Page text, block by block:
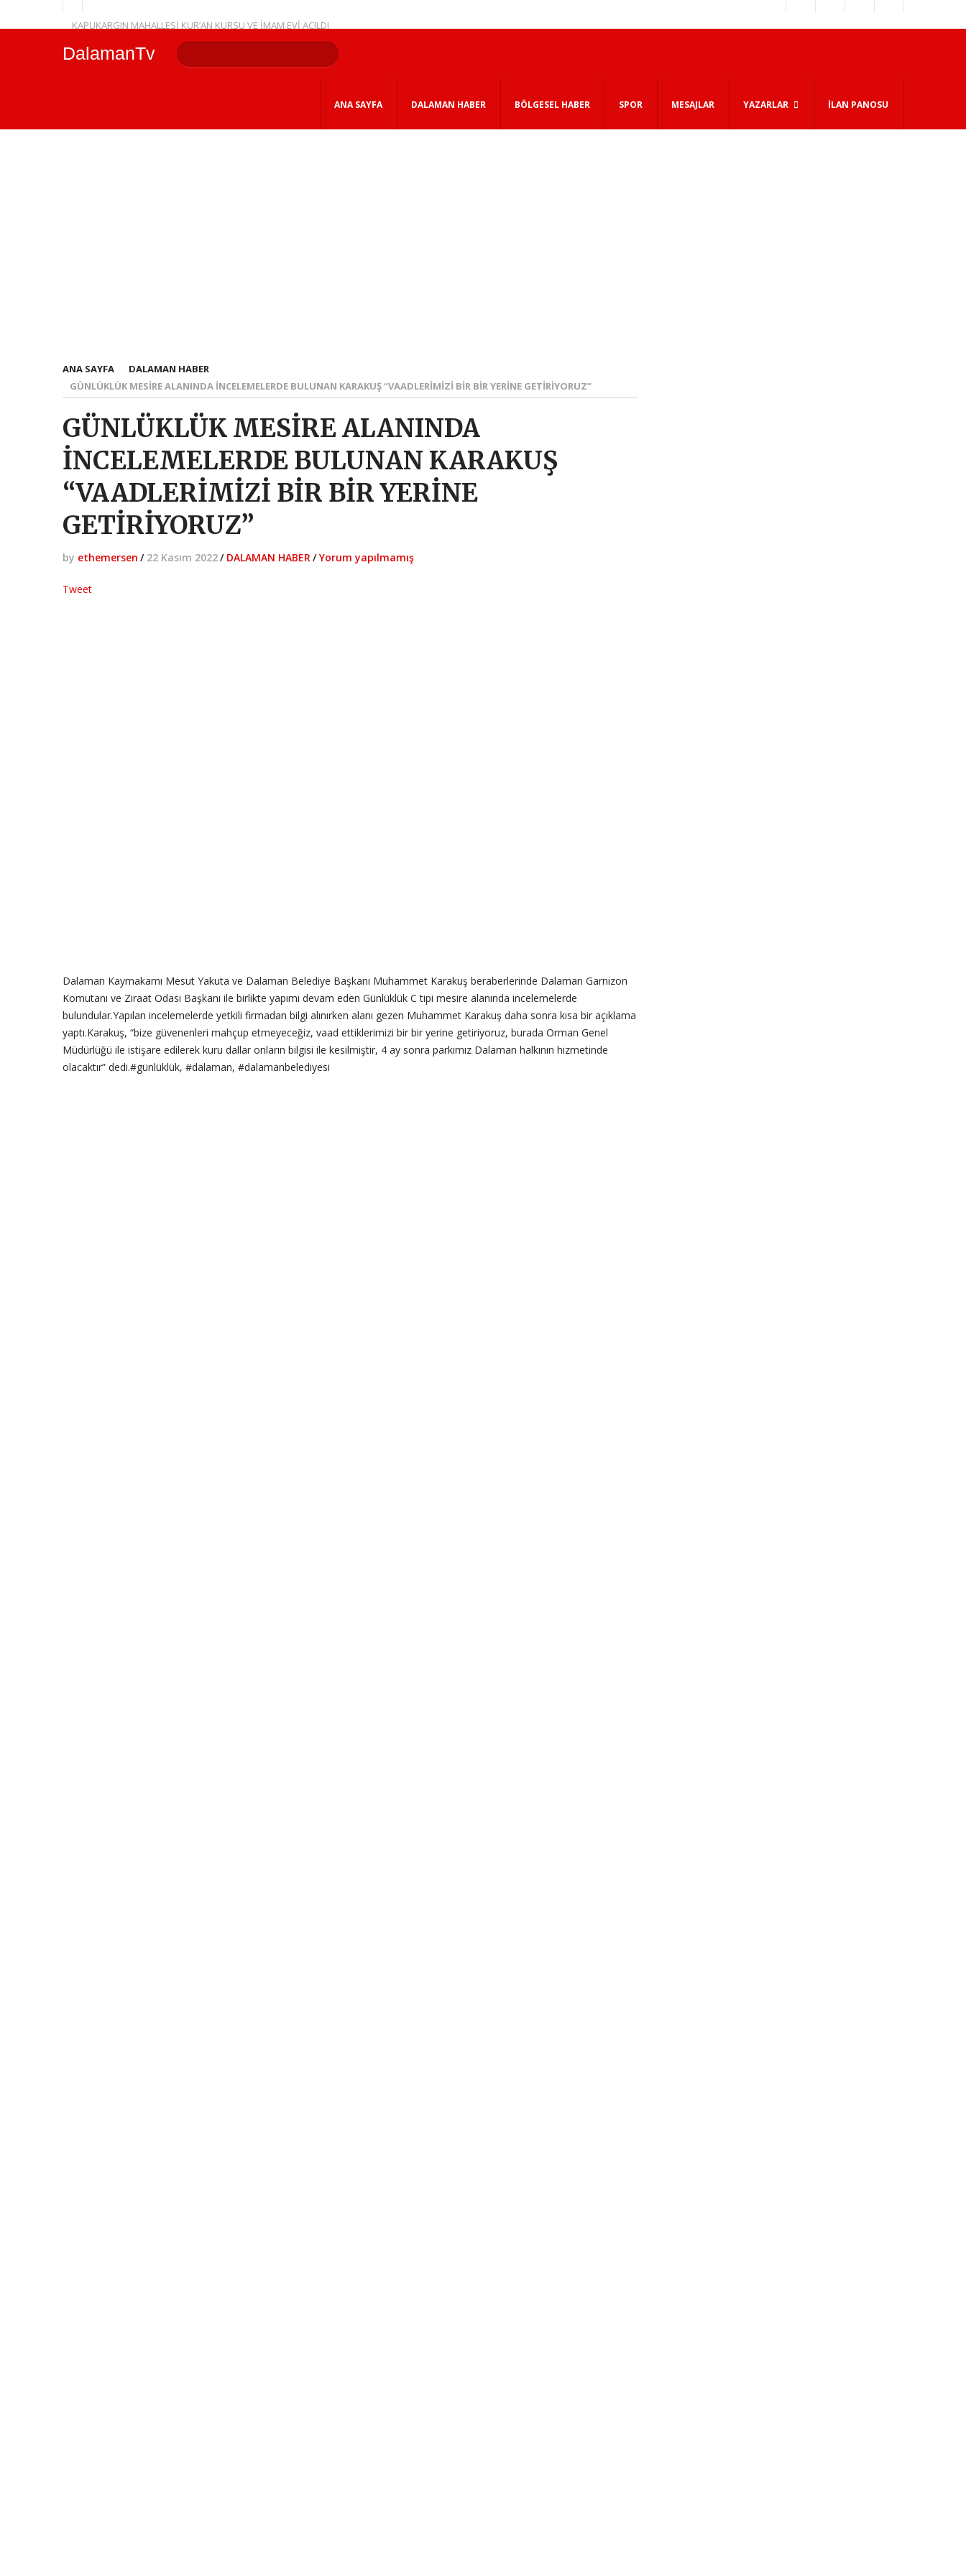
KAPUKARGIN MAHALLESİ KUR’AN KURSU VE İMAM EVİ AÇILDI
YENİ DALAMAN KAYMAKAMI FERHAT VARDAR GÖREVİNE BAŞLADI
Dalaman Belediyesi Ek Hizmet Binası ve Bitki Evi Hizmete Açıldı
YDA DALAMAN HAVALİMANI’NDA GÜNEŞ ENERJİSİYLE YENİ DÖNEM
DalamanTv
ANA SAYFA DALAMAN HABER BÖLGESEL HABER SPOR MESAJLAR YAZARLAR İLAN PANOSU
ANA SAYFA
DALAMAN HABER
GÜNLÜKLÜK MESİRE ALANINDA İNCELEMELERDE BULUNAN KARAKUŞ “VAADLERİMİZİ BİR BİR YERİNE GETİRİYORUZ”
GÜNLÜKLÜK MESİRE ALANINDA
İNCELEMELERDE BULUNAN KARAKUŞ
“VAADLERİMİZİ BİR BİR YERİNE
GETİRİYORUZ”
by ethemersen / 22 Kasım 2022/ DALAMAN HABER/ Yorum yapılmamış
Tweet
Dalaman Kaymakamı Mesut Yakuta ve Dalaman Belediye Başkanı Muhammet Karakuş beraberlerinde Dalaman Garnizon
Komutanı ve Ziraat Odası Başkanı ile birlikte yapımı devam eden Günlüklük C tipi mesire alanında incelemelerde
bulundular.Yapılan incelemelerde yetkili firmadan bilgi alınırken alanı gezen Muhammet Karakuş daha sonra kısa bir açıklama
yaptı.Karakuş, “bize güvenenleri mahçup etmeyeceğiz, vaad ettiklerimizi bir bir yerine getiriyoruz, burada Orman Genel
Müdürlüğü ile istişare edilerek kuru dallar onların bilgisi ile kesilmiştir, 4 ay sonra parkımız Dalaman halkının hizmetinde
olacaktır” dedi.#günlüklük, #dalaman, #dalamanbelediyesi